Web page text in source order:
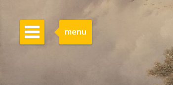
menu